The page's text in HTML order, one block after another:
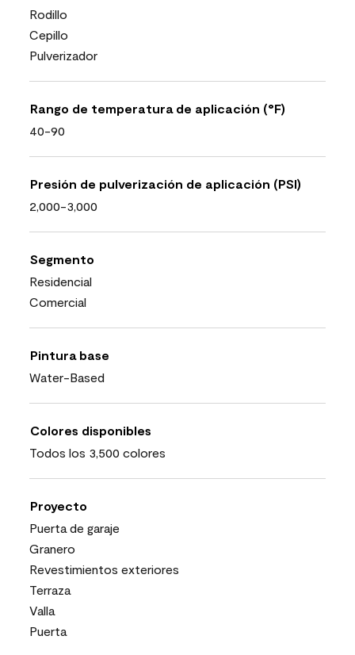
Rodillo
Cepillo
Pulverizador
Rango de temperatura de aplicación (°F)
40-90
Presión de pulverización de aplicación (PSI)
2,000-3,000
Segmento
Residencial
Comercial
Pintura base
Water-Based
Colores disponibles
Todos los 3,500 colores
Proyecto
Puerta de garaje
Granero
Revestimientos exteriores
Terraza
Valla
Puerta